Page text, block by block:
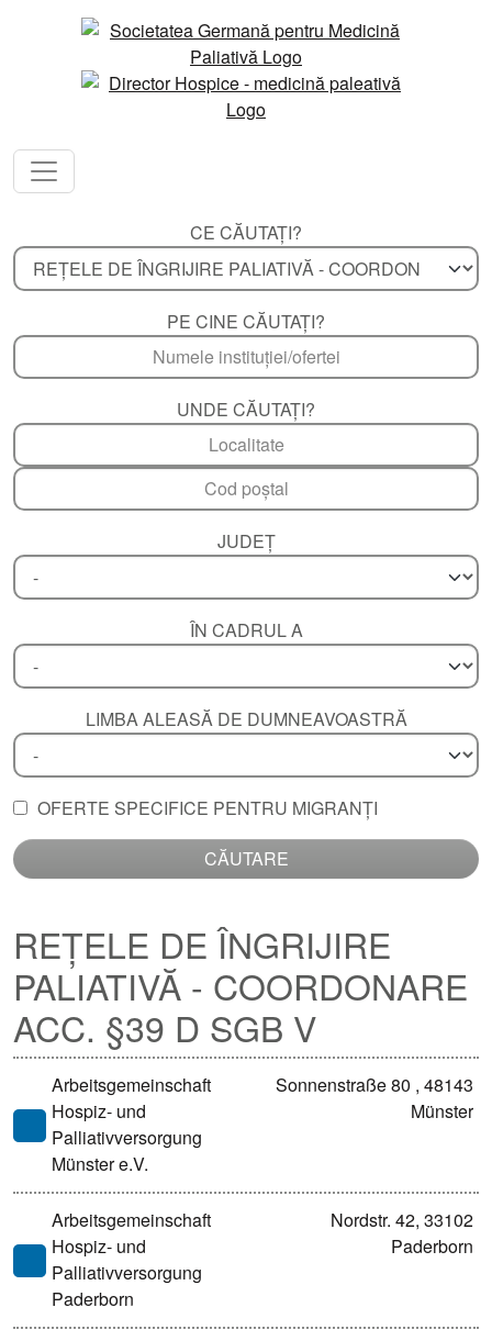
CE CĂUTAȚI?
PE CINE CĂUTAȚI?
UNDE CĂUTAȚI?
JUDEȚ
ÎN CADRUL A
LIMBA ALEASĂ DE DUMNEAVOASTRĂ
OFERTE SPECIFICE PENTRU MIGRANȚI
CĂUTARE
REȚELE DE ÎNGRIJIRE
PALIATIVĂ - COORDONARE
ACC. §39 D SGB V
Arbeitsgemeinschaft
Hospiz- und
Palliativversorgung
Münster e.V.
Sonnenstraße 80 , 48143
Münster
Arbeitsgemeinschaft
Hospiz- und
Palliativversorgung
Paderborn
Nordstr. 42, 33102
Paderborn